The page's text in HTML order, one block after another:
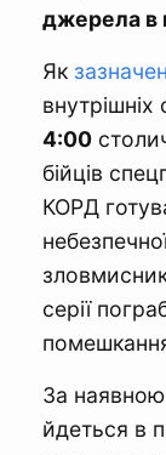
джерела в
Як
внутрішніх
4:00
бійців
КОРД
серії
За
йдеться в